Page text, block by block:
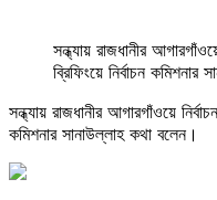
সন্ধ্যায় রাজধানীর
ব্রিফিংয়ে নির্বাচন কমিশনার
সন্ধ্যায় রাজধানীর আগারগাঁওয়ে
কমিশনার সানাউল্লাহ কথা বলেন।